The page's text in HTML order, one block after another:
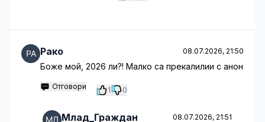
Рако 08.07.2026, 21:50
Боже мой, 2026 ли?! Малко са прекалилии с анон
Отговори 1 0
Млад_Граждан 08.07.2026, 21:51